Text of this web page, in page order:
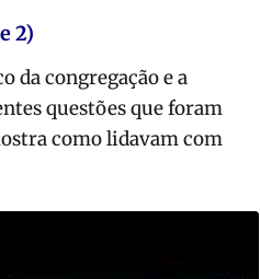
2)
da congregação e a
questões que foram
como lidavam com